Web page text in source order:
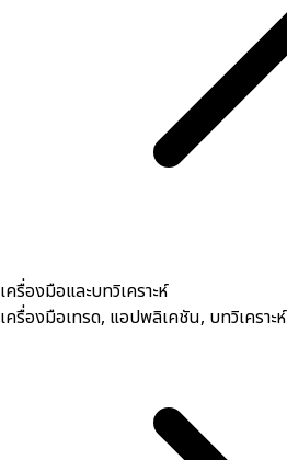
เครื่องมือและบทวิเคราะห์
เครื่องมือเทรด, ​แอปพลิเคชัน, บทวิเคราะห์